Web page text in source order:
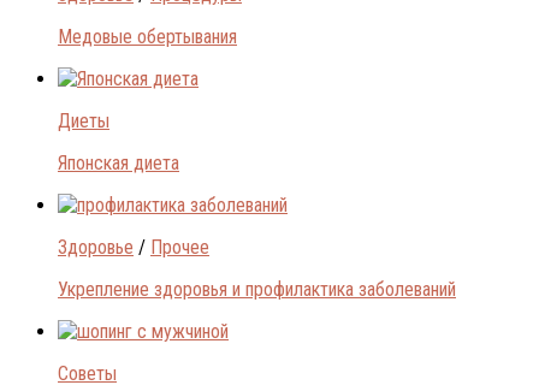
Медовые обертывания
Диеты
Японская диета
Здоровье / Прочее
Укрепление здоровья и профилактика заболеваний
Советы